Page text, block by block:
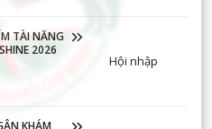
TÀI NĂNG
2026
Hội nhập
KHÁM